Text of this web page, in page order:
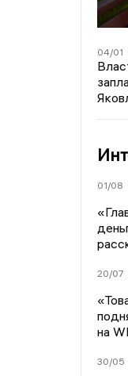
04/01
01/08
20/07
на
30/05